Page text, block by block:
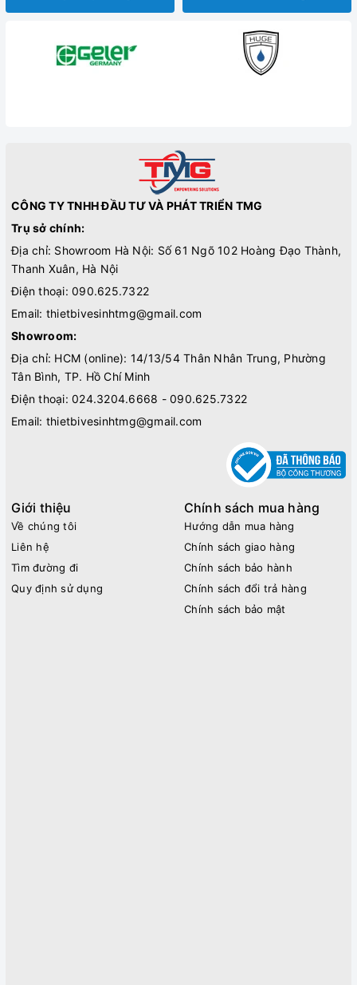
CÔNG TY TNHH ĐẦU TƯ VÀ PHÁT TRIỂN TMG
Trụ sở chính:
Địa chỉ: Showroom Hà Nội: Số 61 Ngõ 102 Hoàng Đạo Thành,
Thanh Xuân, Hà Nội
Điện thoại: 090.625.7322
Email: thietbivesinhtmg@gmail.com
Showroom:
Địa chỉ: HCM (online): 14/13/54 Thân Nhân Trung, Phường
Tân Bình, TP. Hồ Chí Minh
Điện thoại: 024.3204.6668 - 090.625.7322
Email: thietbivesinhtmg@gmail.com
Giới thiệu
Về chúng tôi
Liên hệ
Tìm đường đi
Quy định sử dụng
Chính sách mua hàng
Hướng dẫn mua hàng
Chính sách giao hàng
Chính sách bảo hành
Chính sách đổi trả hàng
Chính sách bảo mật